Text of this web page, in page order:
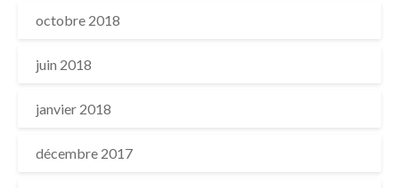
octobre 2018
juin 2018
janvier 2018
décembre 2017